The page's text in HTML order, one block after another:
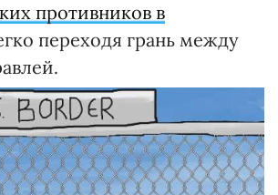
противников в
переходя грань между